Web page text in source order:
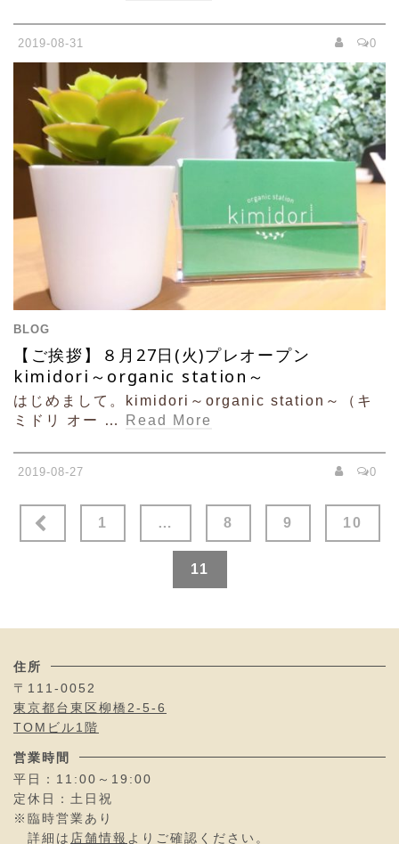
2019-08-31 0
BLOG
【ご挨拶】８月27日(火)プレオープン
kimidori～organic station～
はじめまして。kimidori～organic station～（キ
ミドリ オー …
Read More
2019-08-27 0
投
稿
ー
ジ
送
り
1 … 8 9 10
11
住所
〒111-0052
東京都台東区柳橋2-5-6
TOMビル1階
営業時間
平日：11:00～19:00
定休日：土日祝
※臨時営業あり
詳細は 店舗情報 よりご確認ください。